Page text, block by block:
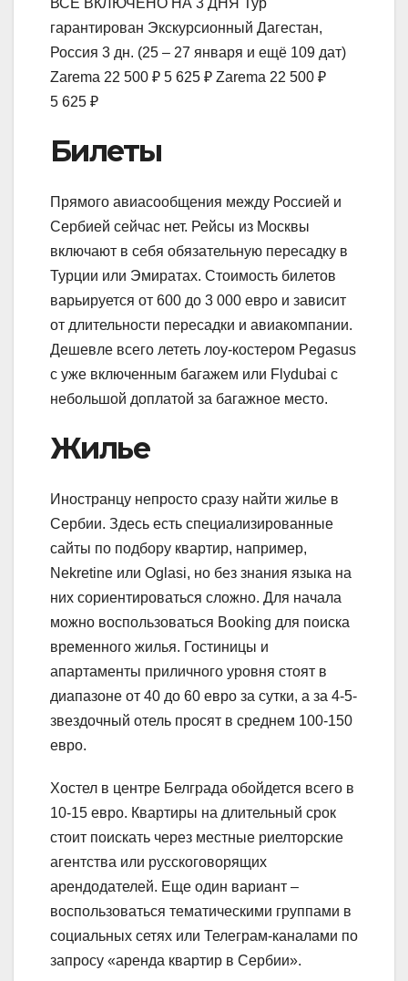
гарантирован Экскурсионный Дагестан,
Россия 3 дн. (25 – 27 января и ещё 109 дат)
Zarema 22 500 ₽ 5 625 ₽ Zarema 22 500 ₽
5 625 ₽
Билеты
Прямого авиасообщения между Россией и
Сербией сейчас нет. Рейсы из Москвы
включают в себя обязательную пересадку в
Турции или Эмиратах. Стоимость билетов
варьируется от 600 до 3 000 евро и зависит
от длительности пересадки и авиакомпании.
Дешевле всего лететь лоу-костером Pegasus
с уже включенным багажем или Flydubai с
небольшой доплатой за багажное место.
Жилье
Иностранцу непросто сразу найти жилье в
Сербии. Здесь есть специализированные
сайты по подбору квартир, например,
Nekretine или Oglasi, но без знания языка на
них сориентироваться сложно. Для начала
можно воспользоваться Booking для поиска
временного жилья. Гостиницы и
апартаменты приличного уровня стоят в
диапазоне от 40 до 60 евро за сутки, а за 4-5-
звездочный отель просят в среднем 100-150
евро.
Хостел в центре Белграда обойдется всего в
10-15 евро. Квартиры на длительный срок
стоит поискать через местные риелторские
агентства или русскоговорящих
арендодателей. Еще один вариант –
воспользоваться тематическими группами в
социальных сетях или Телеграм-каналами по
запросу «аренда квартир в Сербии».